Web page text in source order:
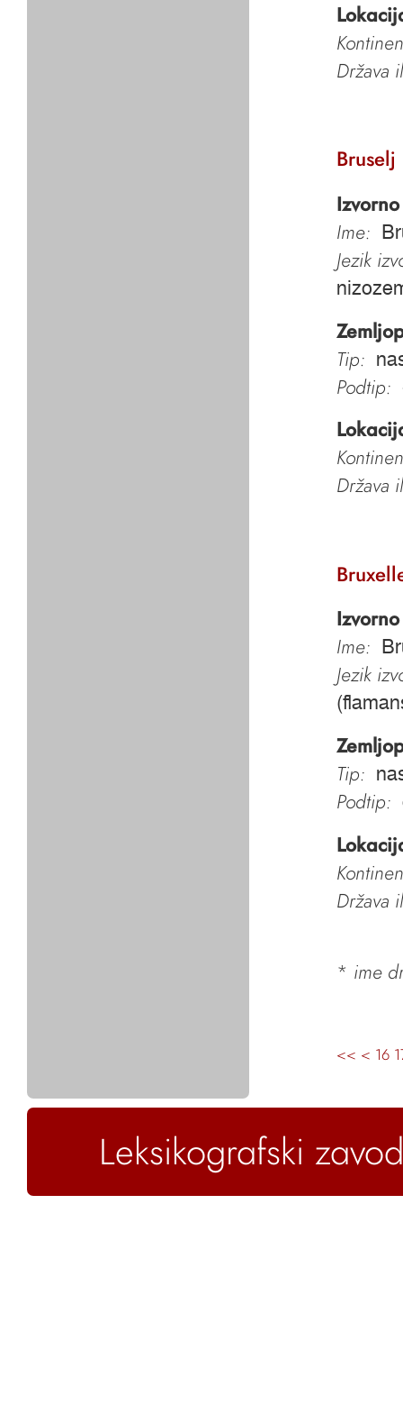
Država
Bruselj
Ime:
Jezik
Tip:
Podtip:
Država
Ime:
Jezik
Tip:
Podtip:
Država
* ime
<< < 16
Leksikografski